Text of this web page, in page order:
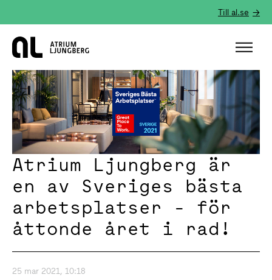
Till al.se
Hem
Atrium Ljungberg är
en av Sveriges bästa
arbetsplatser - för
åttonde året i rad!
25 mar 2021, 10:18